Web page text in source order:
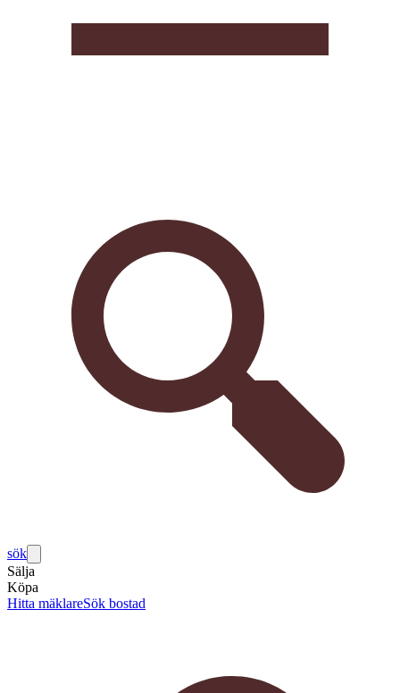
sök
Sälja
Köpa
Hitta mäklareSök bostad